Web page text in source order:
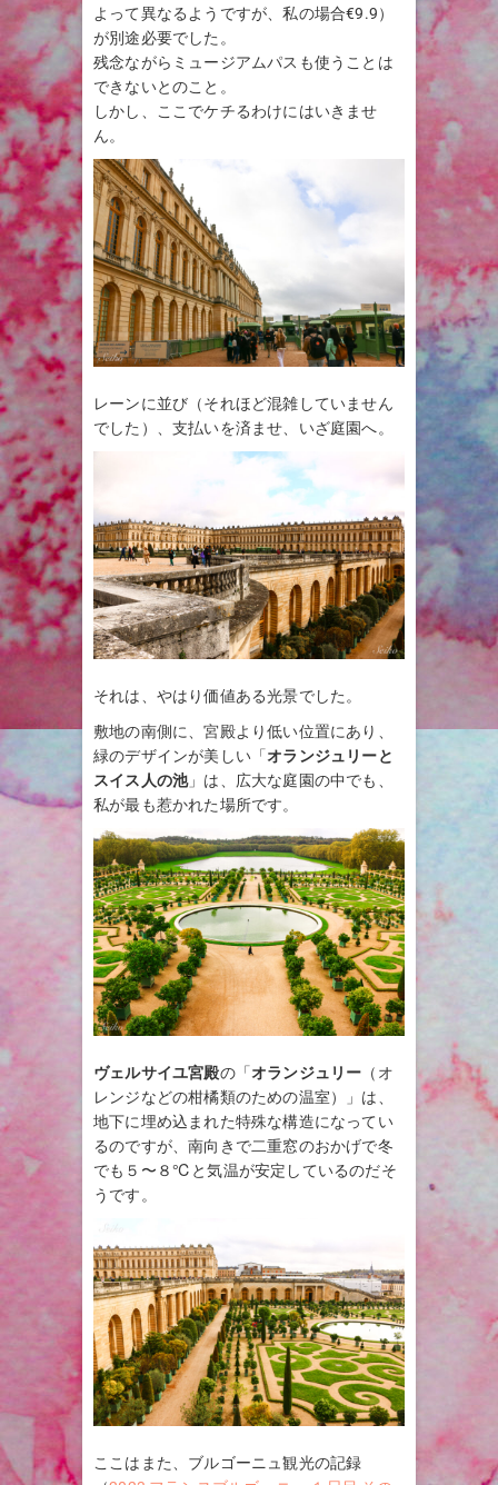
よって異なるようですが、私の場合€9.9）
が別途必要でした。
残念ながらミュージアムパスも使うことは
できないとのこと。
しかし、ここでケチるわけにはいきませ
ん。
レーンに並び（それほど混雑していません
でした）、支払いを済ませ、いざ庭園へ。
それは、やはり価値ある光景でした。
敷地の南側に、宮殿より低い位置にあり、
緑のデザインが美しい「オランジュリーと
スイス人の池」は、広大な庭園の中でも、
私が最も惹かれた場所です。
ヴェルサイユ宮殿の「オランジュリー （オ
レンジなどの柑橘類のための温室）」は、
地下に埋め込まれた特殊な構造になってい
るのですが、南向きで二重窓のおかげで冬
でも５〜８℃と気温が安定しているのだそ
うです。
ここはまた、ブルゴーニュ観光の記録